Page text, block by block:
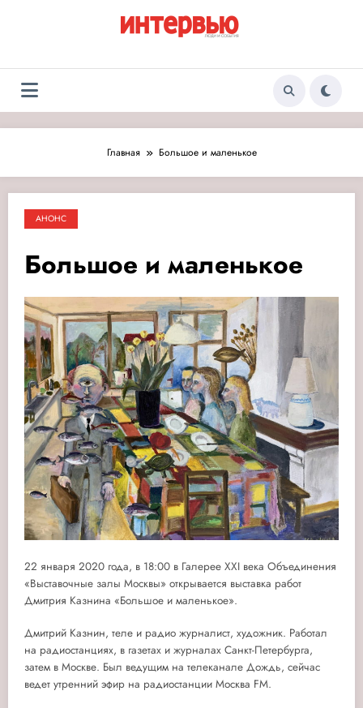
Журнал «Интервью:
Люди и события»
Люди и события
Главная Большое и маленькое
АНОНС
Большое и маленькое
22 января 2020 года, в 18:00 в Галерее XXI века Объединения
«Выставочные залы Москвы» открывается выставка работ
Дмитрия Казнина «Большое и маленькое».
Дмитрий Казнин, теле и радио журналист, художник. Работал
на радиостанциях, в газетах и журналах Санкт-Петербурга,
затем в Москве. Был ведущим на телеканале Дождь, сейчас
ведет утренний эфир на радиостанции Москва FМ.